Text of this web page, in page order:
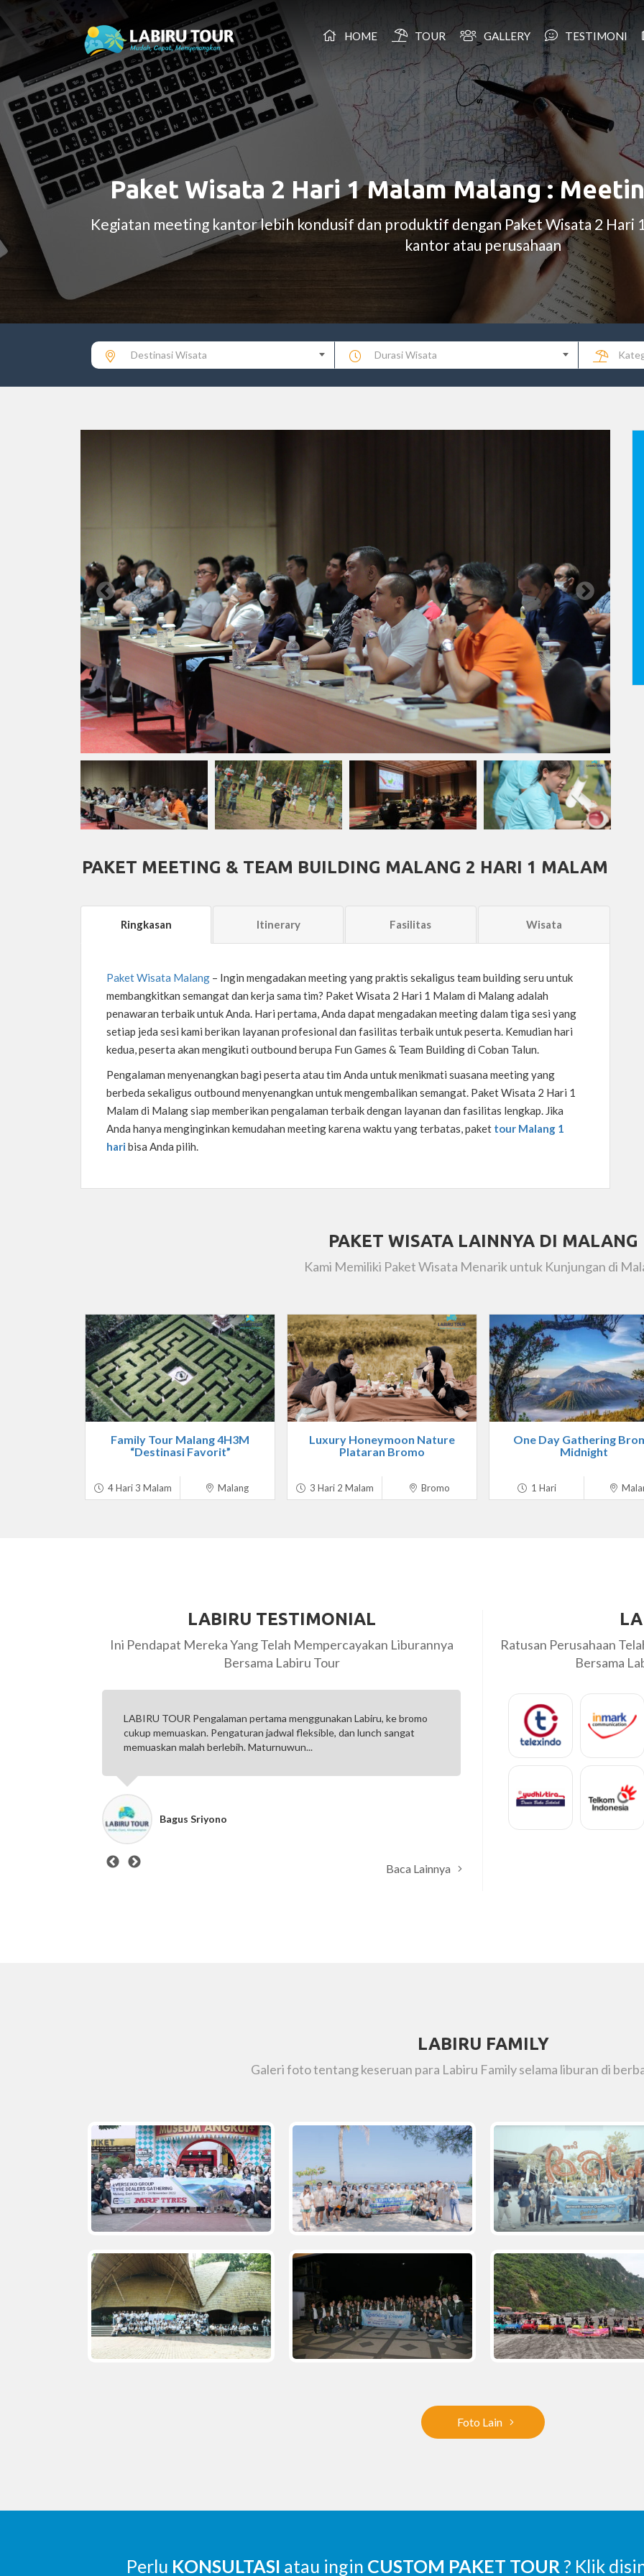
HOME TOUR GALLERY TESTIMONI
Paket Wisata 2 Hari 1 Malam Malang :
Kegiatan meeting kantor lebih kondusif dan produktif dengan Paket Wisata 2 Hari
kantor atau perusahaan
Destinasi Wisata Durasi Wisata
PAKET MEETING & TEAM BUILDING MALANG 2 HARI 1 MALAM
Ringkasan Itinerary Fasilitas Wisata
Paket Wisata Malang – Ingin mengadakan meeting yang praktis sekaligus team building seru untuk
membangkitkan semangat dan kerja sama tim? Paket Wisata 2 Hari 1 Malam di Malang adalah
penawaran terbaik untuk Anda. Hari pertama, Anda dapat mengadakan meeting dalam tiga sesi yang
setiap jeda sesi kami berikan layanan profesional dan fasilitas terbaik untuk peserta. Kemudian hari
kedua, peserta akan mengikuti outbound berupa Fun Games & Team Building di Coban Talun.
Pengalaman menyenangkan bagi peserta atau tim Anda untuk menikmati suasana meeting yang
berbeda sekaligus outbound menyenangkan untuk mengembalikan semangat. Paket Wisata 2 Hari 1
Malam di Malang siap memberikan pengalaman terbaik dengan layanan dan fasilitas lengkap. Jika
Anda hanya menginginkan kemudahan meeting karena waktu yang terbatas, paket tour Malang 1
hari bisa Anda pilih.
PAKET WISATA LAINNYA DI MALANG
Kami Memiliki Paket Wisata Menarik untuk Kunjungan di
Family Tour Malang 4H3M
“Destinasi Favorit”
4 Hari 3 Malam Malang
Luxury Honeymoon Nature
Plataran Bromo
3 Hari 2 Malam Bromo
One Day Gathering
Midnight
1 Hari
LABIRU TESTIMONIAL
Ini Pendapat Mereka Yang Telah Mempercayakan Liburannya
Bersama Labiru Tour
Pelayanan ramah, baik dari agen maupun driver. Perjalanan nyaman dan
tepat waktu. Terima kasih telah membantu kami merangkai kenangan
indah di Bromo.
Singgih
Terima kasih Labiru Tour
" My son really enjoy it ...? "
Bp. Ranold
Baca Lainnya
Ratusan Perusahaan
Bersama
LABIRU FAMILY
Galeri foto tentang keseruan para Labiru Family selama liburan di
Foto Lain
Perlu KONSULTASI atau ingin CUSTOM PAKET TOUR ? Klik